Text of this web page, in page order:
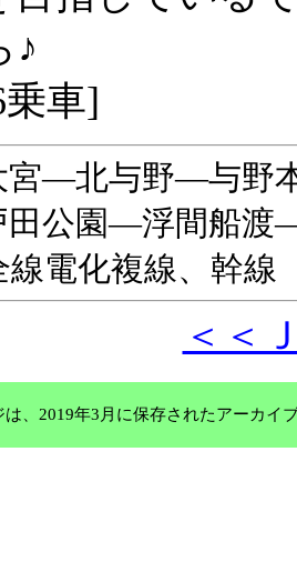
♪
乗車]
宮—北与野—与
公園—浮間船
線電化複線、幹線
＜＜
は、2019年3月に保存されたアーカイ